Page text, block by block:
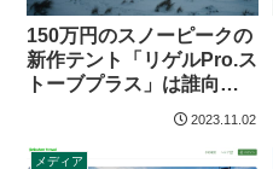
150万円のスノーピークの
新作テント「リゲルPro.ス
トーブプラス」は誰向け
2023.11.02
メディア